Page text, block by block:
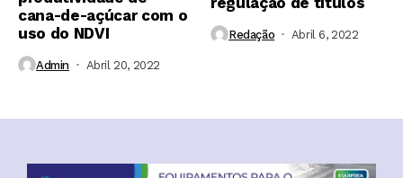
cana-de-açúcar com o
uso do NDVI
Admin Abril 20, 2022
Redação Abril 6, 2022